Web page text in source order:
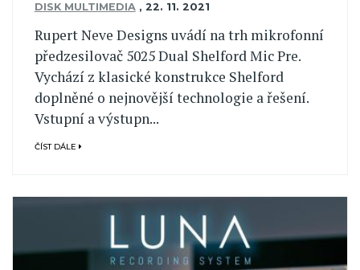
DISK MULTIMEDIA , 22. 11. 2021
Rupert Neve Designs uvádí na trh mikrofonní
předzesilovač 5025 Dual Shelford Mic Pre.
Vychází z klasické konstrukce Shelford
doplněné o nejnovější technologie a řešení.
Vstupní a výstupn...
ČÍST DÁLE